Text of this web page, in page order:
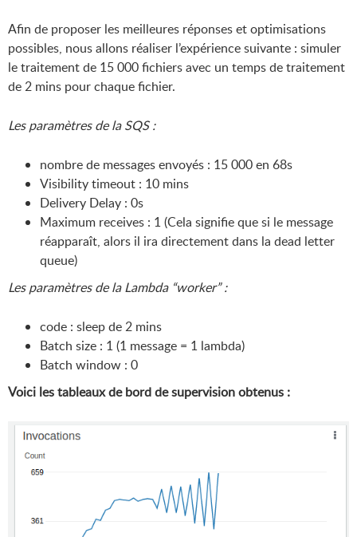
Afin de proposer les meilleures réponses et optimisations
possibles, nous allons réaliser l’expérience suivante : simuler
le traitement de 15 000 fichiers avec un temps de traitement
de 2 mins pour chaque fichier.
Les paramètres de la SQS :
nombre de messages envoyés : 15 000 en 68s
Visibility timeout : 10 mins
Delivery Delay : 0s
Maximum receives : 1 (Cela signifie que si le message
réapparaît, alors il ira directement dans la dead letter
queue)
Les paramètres de la Lambda “worker” :
code : sleep de 2 mins
Batch size : 1 (1 message = 1 lambda)
Batch window : 0
Voici les tableaux de bord de supervision obtenus :